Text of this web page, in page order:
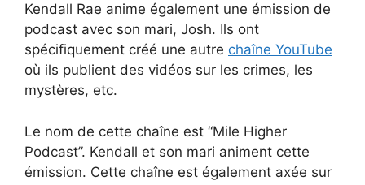
Kendall Rae anime également une émission de
podcast avec son mari, Josh. Ils ont
spécifiquement créé une autre chaîne YouTube
où ils publient des vidéos sur les crimes, les
mystères, etc.
Le nom de cette chaîne est “Mile Higher
Podcast”. Kendall et son mari animent cette
émission. Cette chaîne est également axée sur